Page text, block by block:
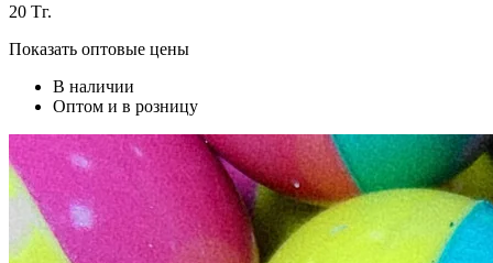
20 Тг.
Показать оптовые цены
В наличии
Оптом и в розницу